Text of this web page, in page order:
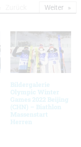
Bildergalerie
Olympic Winter
Games 2022 Beijing
(CHN) – Biathlon
Massenstart
Herren
Weiter